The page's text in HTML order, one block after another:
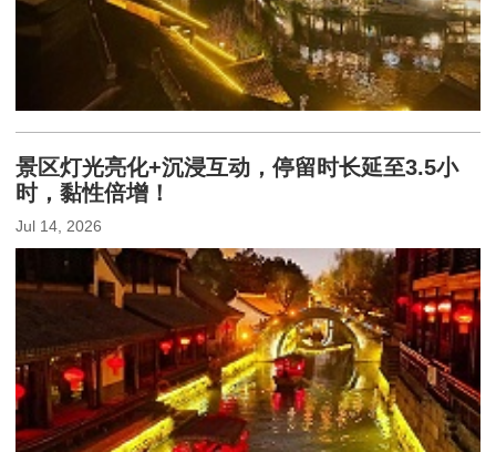
景区灯光亮化+沉浸互动，停留时长延至3.5小
时，黏性倍增！
Jul 14, 2026